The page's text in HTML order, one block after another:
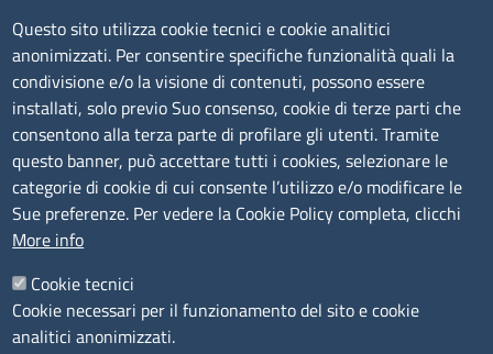
Contatti
Sede Legale di Latina: Viale Umberto I, 80 - 04100 (LT)
tel. 0773/6721
Sede di Frosinone: Via Alcide De Gasperi, 1 - 03100 (FR)
tel. 0775/2751
Peccciaa@pec.frlt.camcom.it
Ufficio relazioni con il pubblico
Codice Fiscale e Partita Iva: 02957560598
Codice univoco ufficio fatt.elettronica: 1TOEDU
Questo sito utilizza cookie tecnici e cookie analitici
anonimizzati. Per consentire specifiche funzionalità quali la
condivisione e/o la visione di contenuti, possono essere
installati, solo previo Suo consenso, cookie di terze parti che
consentono alla terza parte di profilare gli utenti. Tramite
questo banner, può accettare tutti i cookies, selezionare le
categorie di cookie di cui consente l’utilizzo e/o modificare le
Sue preferenze. Per vedere la Cookie Policy completa, clicchi
More info
Cookie tecnici
Cookie necessari per il funzionamento del sito e cookie
analitici anonimizzati.